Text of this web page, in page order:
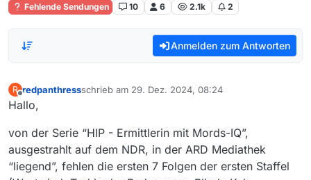
Fehlende Sendungen 10 6 2.1k 2
Anmelden zum Antworten
R
Offline
redpanthressschrieb am 29. Dez. 2024, 08:24
zuletzt editiert von
Hallo,
von der Serie “HIP - Ermittlerin mit Mords-IQ”,
ausgestrahlt auf dem NDR, in der ARD Mediathek
“liegend”, fehlen die ersten 7 Folgen der ersten Staffel